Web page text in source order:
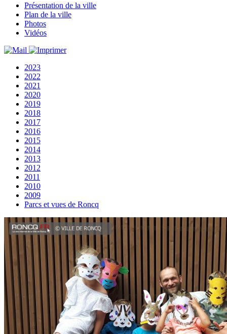
Présentation de la ville
Plan de la ville
Photos
Vidéos
2023
2022
2021
2020
2019
2018
2017
2016
2015
2014
2013
2012
2011
2010
2009
Parcs et vues de Roncq